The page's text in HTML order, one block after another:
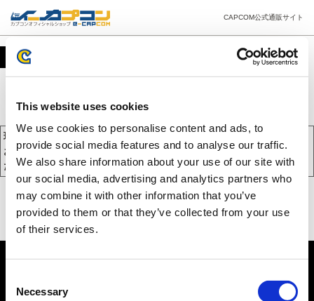
This website uses cookies
We use cookies to personalise content and ads, to
provide social media features and to analyse our traffic.
We also share information about your use of our site with
our social media, advertising and analytics partners who
may combine it with other information that you’ve
provided to them or that they’ve collected from your use
of their services.
Selection
Necessary
CAPCOM公式通販サイト
カート
現在、カートには商品が入っておりません。
お買い物を続けるには下の 「お買い物を続ける」 をクリックしてく
ださい。